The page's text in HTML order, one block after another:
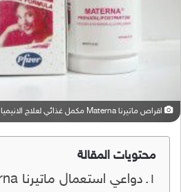
اقراص ماتيرنا Materna مكمل غذائي لعلاج الانيميا الحادة وفقر الدم ونقص الحديد
محتويات المقالة
دواعي استعمال ماتيرنا Materna: